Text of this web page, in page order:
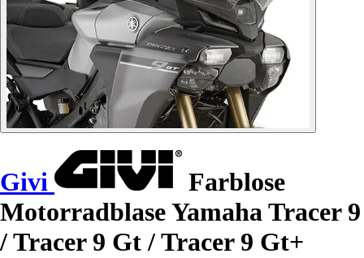
Givi
Farblose
Motorradblase Yamaha Tracer 9
/ Tracer 9 Gt / Tracer 9 Gt+